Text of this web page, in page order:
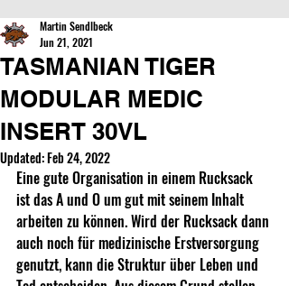
TASMANIAN TIGER
MODULAR MEDIC
INSERT 30VL
Martin Sendlbeck
Jun 21, 2021
Updated:Feb 24, 2022
Eine gute Organisation in einem Rucksack
ist das A und O um gut mit seinem Inhalt
arbeiten zu können. Wird der Rucksack dann
auch noch für medizinische Erstversorgung
genutzt, kann die Struktur über Leben und